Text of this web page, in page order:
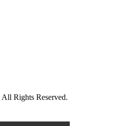
All Rights Reserved.